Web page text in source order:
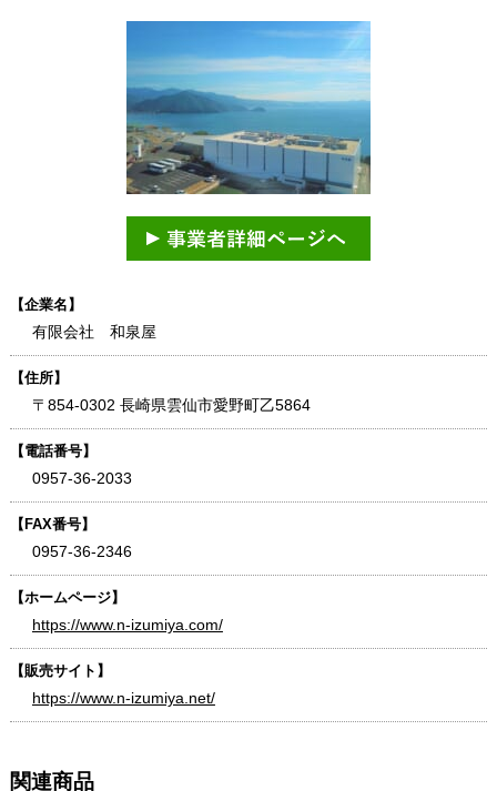
【企業名】
有限会社 和泉屋
【住所】
〒854-0302 長崎県雲仙市愛野町乙5864
【電話番号】
0957-36-2033
【FAX番号】
0957-36-2346
【ホームページ】
https://www.n-izumiya.com/
【販売サイト】
https://www.n-izumiya.net/
関連商品